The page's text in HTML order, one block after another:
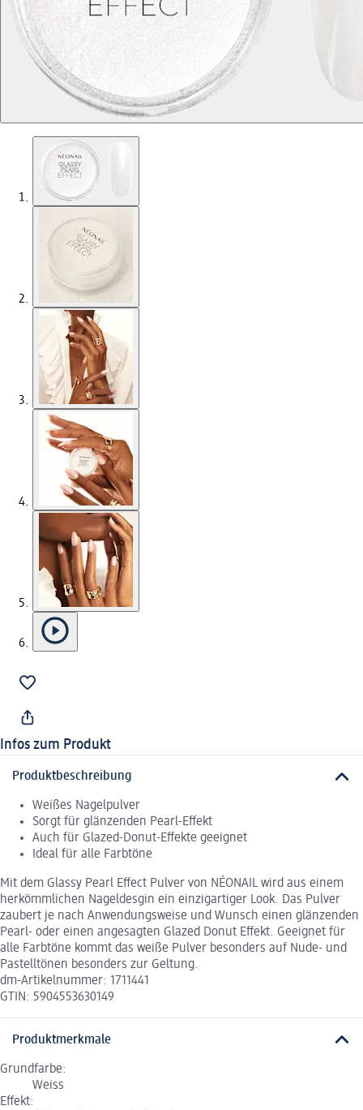
Infos zum Produkt
Produktbeschreibung
Weißes Nagelpulver
Sorgt für glänzenden Pearl-Effekt
Auch für Glazed-Donut-Effekte geeignet
Ideal für alle Farbtöne
Mit dem Glassy Pearl Effect Pulver von NÉONAIL wird aus einem
herkömmlichen Nageldesgin ein einzigartiger Look. Das Pulver
zaubert je nach Anwendungsweise und Wunsch einen glänzenden
Pearl- oder einen angesagten Glazed Donut Effekt. Geeignet für
alle Farbtöne kommt das weiße Pulver besonders auf Nude- und
Pastelltönen besonders zur Geltung.
dm-Artikelnummer: 1711441
GTIN: 5904553630149
Produktmerkmale
Grundfarbe:
Weiss
Effekt: